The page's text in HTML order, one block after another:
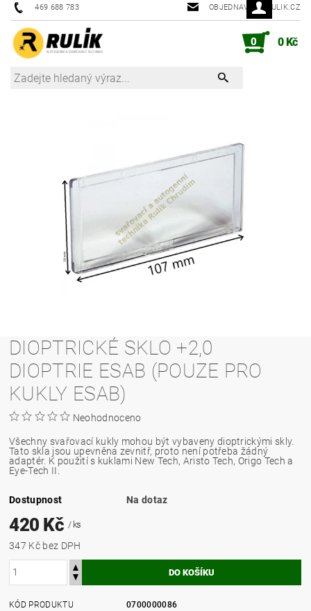
469 688 783 OBJEDNAVKY@RULIK.CZ
0 0 Kč
DIOPTRICKÉ SKLO +2,0
DIOPTRIE ESAB (POUZE PRO
KUKLY ESAB)
Neohodnoceno
Všechny svařovací kukly mohou být vybaveny dioptrickými skly.
Tato skla jsou upevněna zevnitř, proto není potřeba žádný
adaptér. K použití s kuklami New Tech, Aristo Tech, Origo Tech a
Eye-Tech II.
Dostupnost Na dotaz
420 Kč / ks
347 Kč bez DPH
KÓD PRODUKTU
0700000086